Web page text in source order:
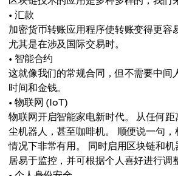
• 汇款
加密货币转账应用程序使转账变得更容
尤其是在涉及国际交易时。
• 智能合约
这就像我们的常规合同，但不需要中间
时间和金钱。
• 物联网 (IoT)
物联网开启智能家电新时代。 从任何
尘机器人，甚至咖啡机。 顺便说一句
情况下非常有用。 同时启用区块链和
居易于监控，并可根据个人喜好进行调